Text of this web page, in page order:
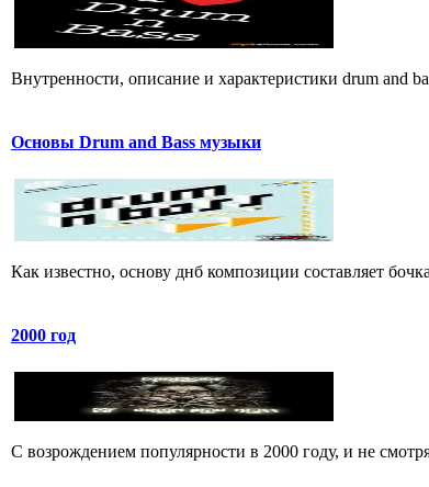
Внутренности, описание и характеристики drum and
Основы Drum and Bass музыки
Как известно, основу днб композиции составляет
2000 год
C возрождением популярности в 2000 году, и не